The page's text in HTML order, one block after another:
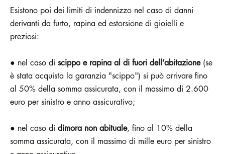
Esistono poi dei limiti di indennizzo nel caso di danni
derivanti da furto, rapina ed estorsione di gioielli e
preziosi:
● nel caso di scippo e rapina al di fuori dell’abitazione(se
è stata acquista la garanzia "scippo") si può arrivare fino
al 50% della somma assicurata, con il massimo di 2.600
euro per sinistro e anno assicurativo;
● nel caso di dimora non abituale, fino al 10% della
somma assicurata, con il massimo di mille euro per sinistro